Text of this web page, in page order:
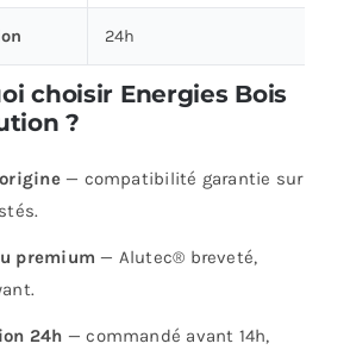
24h
choisir Energies Bois
?
— compatibilité garantie sur les
premium — Alutec® breveté,
24h — commandé avant 14h,